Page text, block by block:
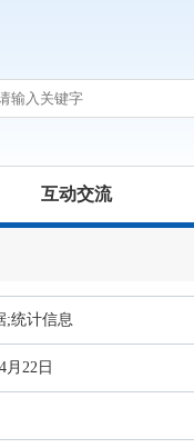
互动交流
;统计信息
月22日